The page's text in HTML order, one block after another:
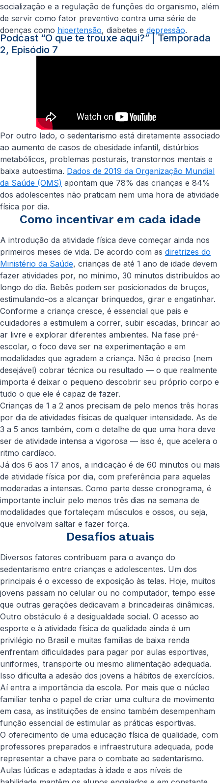
socialização e a regulação de funções do organismo, além
de servir como fator preventivo contra uma série de
doenças como hipertensão, diabetes e depressão.
Podcast “O que te trouxe aqui?” | Temporada
2, Episódio 7
Por outro lado, o sedentarismo está diretamente associado
ao aumento de casos de obesidade infantil, distúrbios
metabólicos, problemas posturais, transtornos mentais e
baixa autoestima. Dados de 2019 da Organização Mundial
da Saúde (OMS) apontam que 78% das crianças e 84%
dos adolescentes não praticam nem uma hora de atividade
física por dia.
Como incentivar em cada idade
A introdução da atividade física deve começar ainda nos
primeiros meses de vida. De acordo com as diretrizes do
Ministério da Saúde, crianças de até 1 ano de idade devem
fazer atividades por, no mínimo, 30 minutos distribuídos ao
longo do dia. Bebês podem ser posicionados de bruços,
estimulando-os a alcançar brinquedos, girar e engatinhar.
Conforme a criança cresce, é essencial que pais e
cuidadores a estimulem a correr, subir escadas, brincar ao
ar livre e explorar diferentes ambientes. Na fase pré-
escolar, o foco deve ser na experimentação e em
modalidades que agradem a criança. Não é preciso (nem
desejável) cobrar técnica ou resultado — o que realmente
importa é deixar o pequeno descobrir seu próprio corpo e
tudo o que ele é capaz de fazer.
Crianças de 1 a 2 anos precisam de pelo menos três horas
por dia de atividades físicas de qualquer intensidade. As de
3 a 5 anos também, com o detalhe de que uma hora deve
ser de atividade intensa a vigorosa — isso é, que acelera o
ritmo cardíaco.
Já dos 6 aos 17 anos, a indicação é de 60 minutos ou mais
de atividade física por dia, com preferência para aquelas
moderadas a intensas. Como parte desse cronograma, é
importante incluir pelo menos três dias na semana de
modalidades que fortaleçam músculos e ossos, ou seja,
que envolvam saltar e fazer força.
Desafios atuais
Diversos fatores contribuem para o avanço do
sedentarismo entre crianças e adolescentes. Um dos
principais é o excesso de exposição às telas. Hoje, muitos
jovens passam no celular ou no computador, tempo esse
que outras gerações dedicavam a brincadeiras dinâmicas.
Outro obstáculo é a desigualdade social. O acesso ao
esporte e à atividade física de qualidade ainda é um
privilégio no Brasil e muitas famílias de baixa renda
enfrentam dificuldades para pagar por aulas esportivas,
uniformes, transporte ou mesmo alimentação adequada.
Isso dificulta a adesão dos jovens a hábitos de exercícios.
Aí entra a importância da escola. Por mais que o núcleo
familiar tenha o papel de criar uma cultura de movimento
em casa, as instituições de ensino também desempenham
função essencial de estimular as práticas esportivas.
O oferecimento de uma educação física de qualidade, com
professores preparados e infraestrutura adequada, pode
representar a chave para o combate ao sedentarismo.
Aulas lúdicas e adaptadas à idade e aos níveis de